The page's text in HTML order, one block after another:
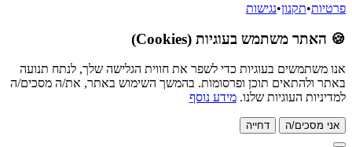
פרטיות•תקנון•נגישות
🍪 האתר משתמש בעוגיות (Cookies)
אנו משתמשים בעוגיות כדי לשפר את חווית הגלישה שלך, לנתח תנועה
באתר ולהתאים תוכן ופרסומות. בהמשך השימוש באתר, את/ה מסכים/ה
למדיניות העוגיות שלנו. מידע נוסף
אני מסכים/ה דחייה